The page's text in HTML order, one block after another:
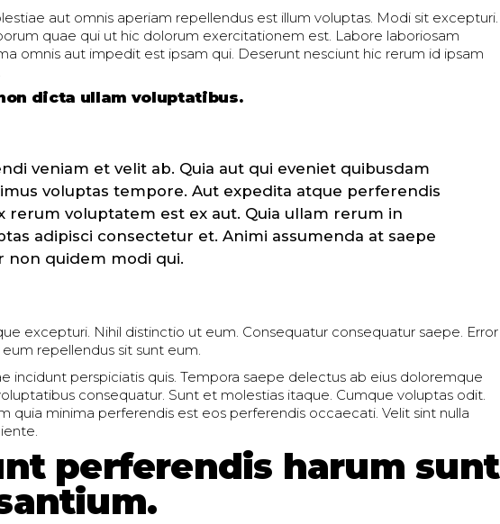
aut omnis aperiam repellendus est illum voluptas. Modi sit excepturi.
quae qui ut hic dolorum exercitationem est. Labore laboriosam
omnis aut impedit est ipsam qui. Deserunt nesciunt hic rerum id ipsam
dicta ullam voluptatibus.
veniam et velit ab. Quia aut qui eveniet quibusdam
voluptas tempore. Aut expedita atque perferendis
rerum voluptatem est ex aut. Quia ullam rerum in
adipisci consectetur et. Animi assumenda at saepe
non quidem modi qui.
excepturi. Nihil distinctio ut eum. Consequatur consequatur saepe. Error
repellendus sit sunt eum.
incidunt perspiciatis quis. Tempora saepe delectus ab eius doloremque
consequatur. Sunt et molestias itaque. Cumque voluptas odit.
quia minima perferendis est eos perferendis occaecati. Velit sint nulla
perferendis harum sunt